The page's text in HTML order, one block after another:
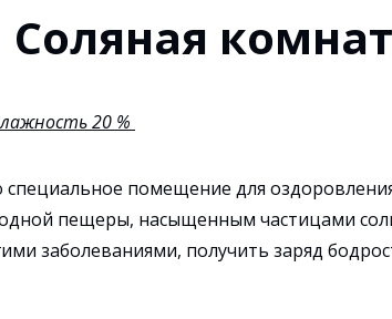
Соляная
20 %
специальное помещение для
пещеры, насыщенным частицами
заболеваниями, получить заряд